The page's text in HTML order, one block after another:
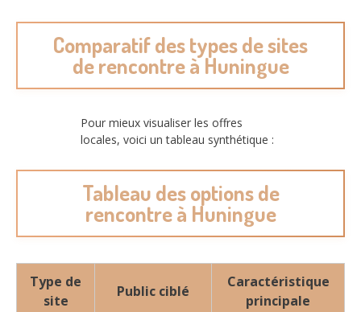
Comparatif des types de sites
de rencontre à Huningue
Pour mieux visualiser les offres
locales, voici un tableau synthétique :
Tableau des options de
rencontre à Huningue
Type de
site
Public ciblé
Caractéristique
principale